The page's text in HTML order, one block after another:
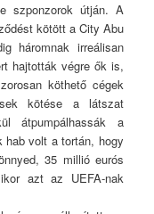
szponzorok útján. A
kötött a City Abu
háromnak irreálisan
hajtották végre ők is,
köthető cégek
kötése a látszat
átpumpálhassák a
hab volt a tortán, hogy
35 millió eurós
azt az UEFA-nak